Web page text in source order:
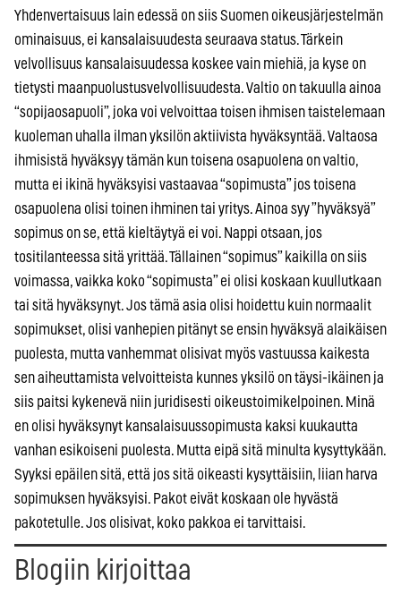
Yhdenvertaisuus lain edessä on siis Suomen oikeusjärjestelmän
ominaisuus, ei kansalaisuudesta seuraava status. Tärkein
velvollisuus kansalaisuudessa koskee vain miehiä, ja kyse on
tietysti maanpuolustusvelvollisuudesta. Valtio on takuulla ainoa
“sopijaosapuoli”, joka voi velvoittaa toisen ihmisen taistelemaan
kuoleman uhalla ilman yksilön aktiivista hyväksyntää. Valtaosa
ihmisistä hyväksyy tämän kun toisena osapuolena on valtio,
mutta ei ikinä hyväksyisi vastaavaa “sopimusta” jos toisena
osapuolena olisi toinen ihminen tai yritys. Ainoa syy ”hyväksyä”
sopimus on se, että kieltäytyä ei voi. Nappi otsaan, jos
tositilanteessa sitä yrittää. Tällainen “sopimus” kaikilla on siis
voimassa, vaikka koko “sopimusta” ei olisi koskaan kuullutkaan
tai sitä hyväksynyt. Jos tämä asia olisi hoidettu kuin normaalit
sopimukset, olisi vanhepien pitänyt se ensin hyväksyä alaikäisen
puolesta, mutta vanhemmat olisivat myös vastuussa kaikesta
sen aiheuttamista velvoitteista kunnes yksilö on täysi-ikäinen ja
siis paitsi kykenevä niin juridisesti oikeustoimikelpoinen. Minä
en olisi hyväksynyt kansalaisuussopimusta kaksi kuukautta
vanhan esikoiseni puolesta. Mutta eipä sitä minulta kysyttykään.
Syyksi epäilen sitä, että jos sitä oikeasti kysyttäisiin, liian harva
sopimuksen hyväksyisi. Pakot eivät koskaan ole hyvästä
pakotetulle. Jos olisivat, koko pakkoa ei tarvittaisi.
Blogiin kirjoittaa